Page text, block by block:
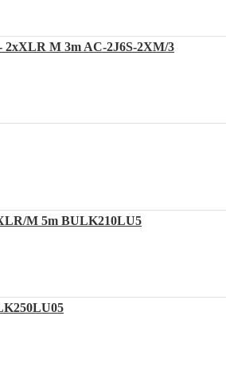
2xXLR M 3m AC-2J6S-2XM/3
M 5m BULK210LU5